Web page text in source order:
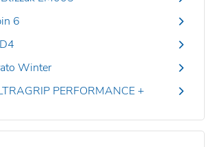
6
Winter
PERFORMANCE +